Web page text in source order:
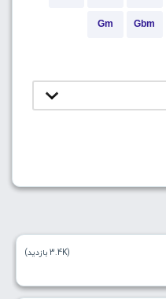
Gbm
Gm
(3.4K بازدید)